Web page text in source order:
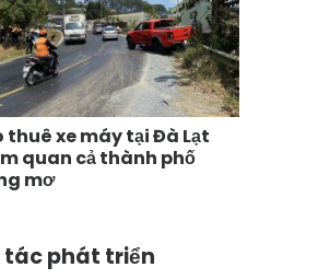
thuê xe máy tại Đà Lạt
quan cả thành phố
mơ
tác phát triển